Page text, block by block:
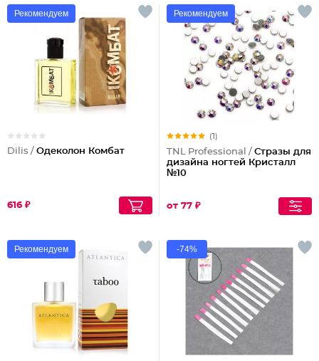
Рекомендуем
Dilis / Одеколон Комбат
616 ₽
Рекомендуем
(1)
TNL Professional / Стразы для
дизайна ногтей Кристалл
№10
от 77 ₽
Рекомендуем -74%